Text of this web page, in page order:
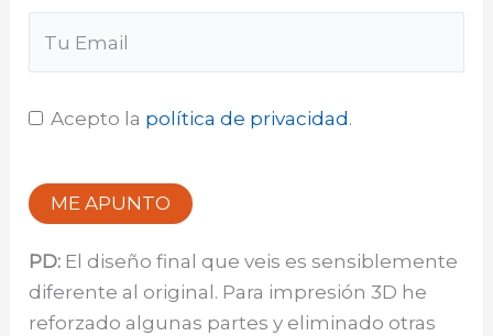
Acepto la política de privacidad .
ME APUNTO
PD: El diseño final que veis es sensiblemente
diferente al original. Para impresión 3D he
reforzado algunas partes y eliminado otras